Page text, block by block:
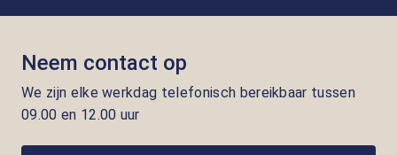
Neem contact op
We zijn elke werkdag telefonisch bereikbaar tussen
09.00 en 12.00 uur